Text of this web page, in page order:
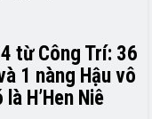
từ Công Trí: 36
1 nàng Hậu vô
H’H­­­­en Niê